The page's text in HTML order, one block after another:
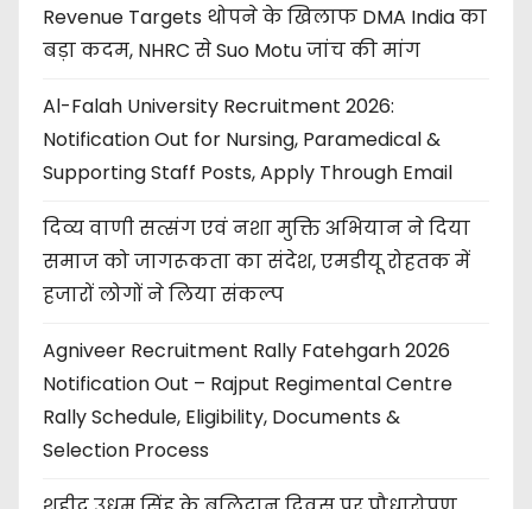
Revenue Targets थोपने के खिलाफ DMA India का
बड़ा कदम, NHRC से Suo Motu जांच की मांग
Al-Falah University Recruitment 2026:
Notification Out for Nursing, Paramedical &
Supporting Staff Posts, Apply Through Email
दिव्य वाणी सत्संग एवं नशा मुक्ति अभियान ने दिया
समाज को जागरूकता का संदेश, एमडीयू रोहतक में
हजारों लोगों ने लिया संकल्प
Agniveer Recruitment Rally Fatehgarh 2026
Notification Out – Rajput Regimental Centre
Rally Schedule, Eligibility, Documents &
Selection Process